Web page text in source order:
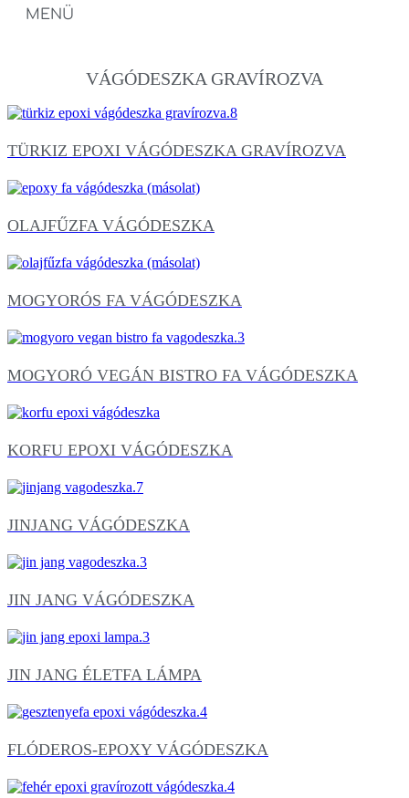
MENÜ
VÁGÓDESZKA GRAVÍROZVA
TÜRKIZ EPOXI VÁGÓDESZKA GRAVÍROZVA
OLAJFŰZFA VÁGÓDESZKA
MOGYORÓS FA VÁGÓDESZKA
MOGYORÓ VEGÁN BISTRO FA VÁGÓDESZKA
KORFU EPOXI VÁGÓDESZKA
JINJANG VÁGÓDESZKA
JIN JANG VÁGÓDESZKA
JIN JANG ÉLETFA LÁMPA
FLÓDEROS-EPOXY VÁGÓDESZKA